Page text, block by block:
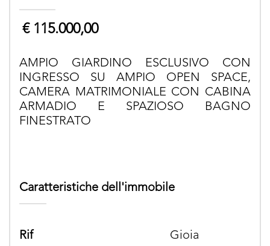
€115.000,00
AMPIO GIARDINO ESCLUSIVO CON
INGRESSO SU AMPIO OPEN SPACE,
CAMERA MATRIMONIALE CON CABINA
ARMADIO E SPAZIOSO BAGNO
FINESTRATO
Caratteristiche dell'immobile
rif
Gioia